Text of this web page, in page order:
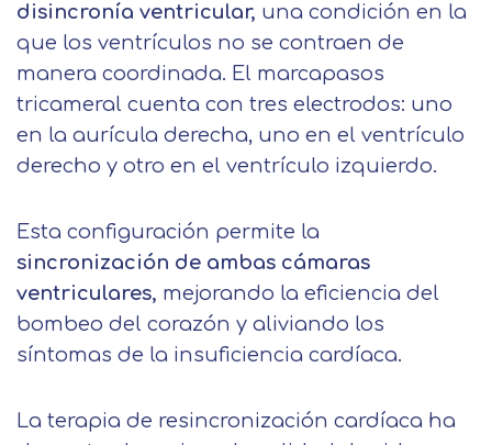
disincronía ventricular, una condición en la
que los ventrículos no se contraen de
manera coordinada. El marcapasos
tricameral cuenta con tres electrodos: uno
en la aurícula derecha, uno en el ventrículo
derecho y otro en el ventrículo izquierdo.
Esta configuración permite la
sincronización de ambas cámaras
ventriculares, mejorando la eficiencia del
bombeo del corazón y aliviando los
síntomas de la insuficiencia cardíaca.
La terapia de resincronización cardíaca ha
Información adicional aquí
Acepto el tratamiento de mis datos con la
finalidad prevista en la información
básica
Seguir navegando
Leer más